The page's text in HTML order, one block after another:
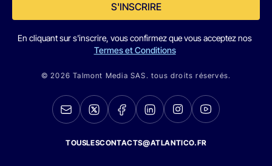
S'INSCRIRE
En cliquant sur s'inscrire, vous confirmez que vous acceptez nos
Termes et Conditions
© 2026 Talmont Media SAS. tous droits réservés.
TOUSLESCONTACTS@ATLANTICO.FR